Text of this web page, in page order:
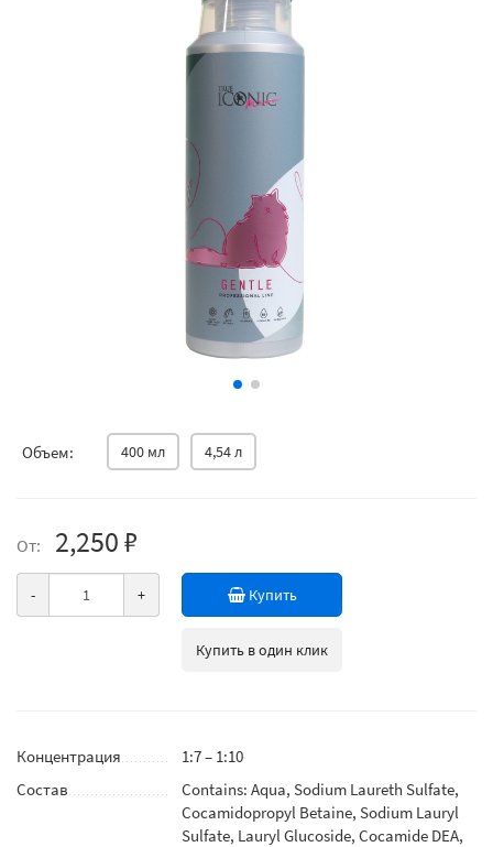
Объем: 400 мл 4,54 л
От: 2,250 ₽
- + Купить
Купить в один клик
Концентрация
1:7 – 1:10
Состав
Contains: Aqua, Sodium Laureth Sulfate,
Cocamidopropyl Betaine, Sodium Lauryl
Sulfate, Lauryl Glucoside, Cocamide DEA,